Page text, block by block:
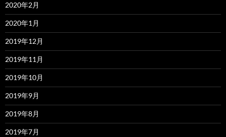
2020年2月
2020年1月
2019年12月
2019年11月
2019年10月
2019年9月
2019年8月
2019年7月